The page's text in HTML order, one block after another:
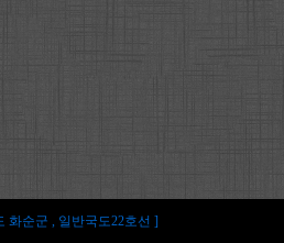
화순군 , 일반국도22호선 ]